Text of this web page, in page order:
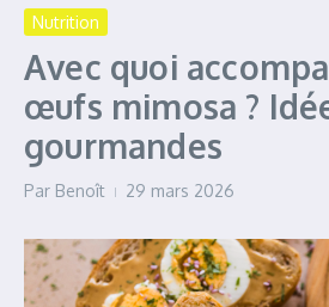
Nutrition
Avec quoi
œufs mimosa ?
gourmandes
Par Benoît 29 mars 2026